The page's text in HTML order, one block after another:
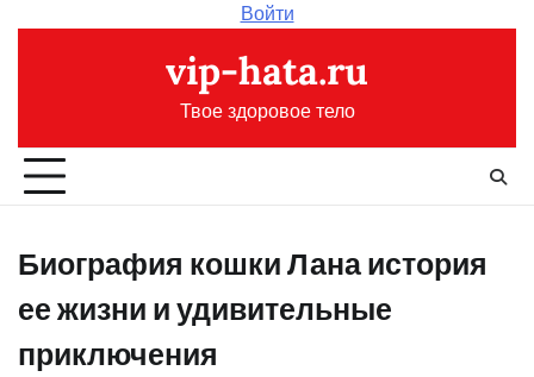
Войти
vip-hata.ru
Твое здоровое тело
Биография кошки Лана история
ее жизни и удивительные
приключения